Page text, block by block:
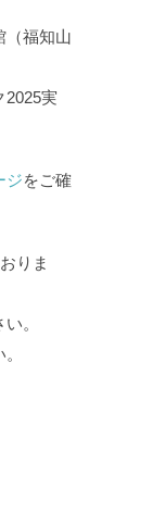
（福知山
実
ジをご確
りま
。